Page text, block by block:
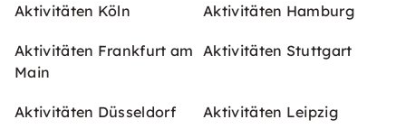
Aktivitäten Köln Aktivitäten Hamburg
Aktivitäten Frankfurt am
Main
Aktivitäten Stuttgart
Aktivitäten Düsseldorf Aktivitäten Leipzig